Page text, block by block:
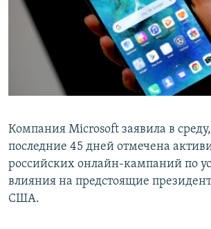
ПОДПИШИТЕСЬ НА РАССЫЛКУ
СОЦИАЛЬНЫЕ СЕТИ
Все сайты РСЕ/РС
Компания Microsoft заявила в среду,
последние 45 дней отмечена
российских онлайн-кампаний по
влияния на предстоящие
США.